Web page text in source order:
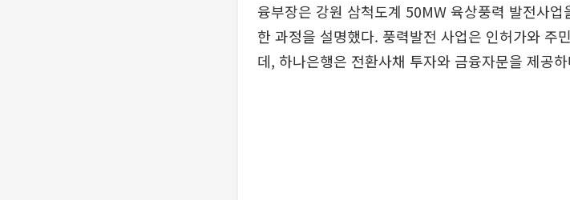
융부장은 강원 삼척도계 50MW 육상풍력 발전사
한 과정을 설명했다. 풍력발전 사업은 인허가와 주
데, 하나은행은 전환사채 투자와 금융자문을 제공